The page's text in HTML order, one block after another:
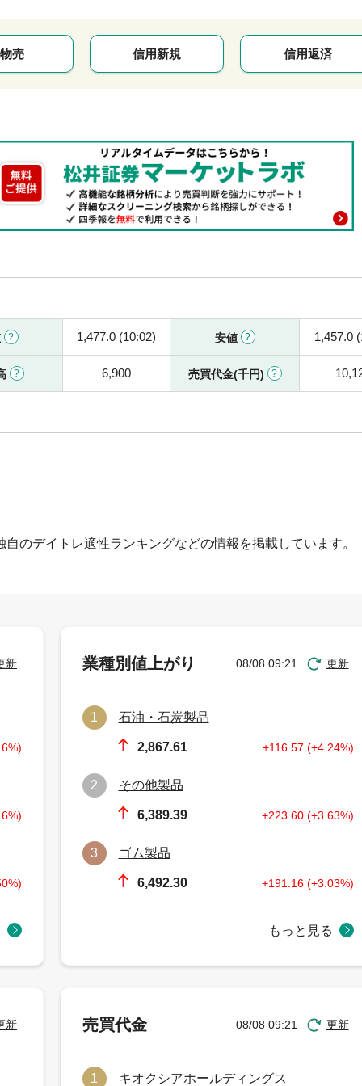
売 信用新規 信用返済
1,477.0 (10:02) 安値 1,457.0
6,900 売買代金(千円)
のデイトレ適性ランキングなどの情報を掲載しています。